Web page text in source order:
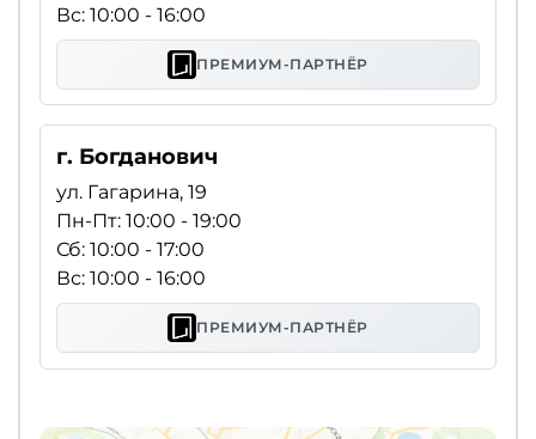
Вс: 10:00 - 16:00
ПРЕМИУМ-ПАРТНЁР
г. Богданович
ул. Гагарина, 19
Пн-Пт: 10:00 - 19:00
Сб: 10:00 - 17:00
Вс: 10:00 - 16:00
ПРЕМИУМ-ПАРТНЁР